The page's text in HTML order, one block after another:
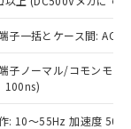
子一括とケース間:
子ノーマル/コモンモ
100ns)
: 10～55Hz 加速度
を当社の
または開
作成サー
I-Web
る必要が
、予定
てが基
有害物
影響を
へお問
販売する
内容を当
当社は、
者が違
合は、取
にご確
状況の
種